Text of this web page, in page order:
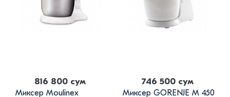
816 800 сум
Миксер Moulinex
746 500 сум
Миксер GORENJE M 450